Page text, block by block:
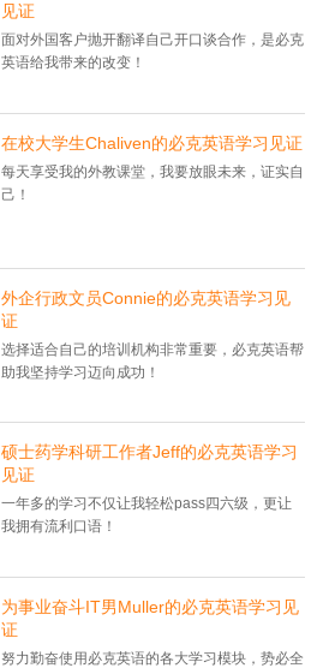
见证
面对外国客户抛开翻译自己开口谈合作，是必克
英语给我带来的改变！
在校大学生Chaliven的必克英语学习见证
每天享受我的外教课堂，我要放眼未来，证实自
己！
外企行政文员Connie的必克英语学习见
证
选择适合自己的培训机构非常重要，必克英语帮
助我坚持学习迈向成功！
硕士药学科研工作者Jeff的必克英语学习
见证
一年多的学习不仅让我轻松pass四六级，更让
我拥有流利口语！
为事业奋斗IT男Muller的必克英语学习见
证
努力勤奋使用必克英语的各大学习模块，势必全